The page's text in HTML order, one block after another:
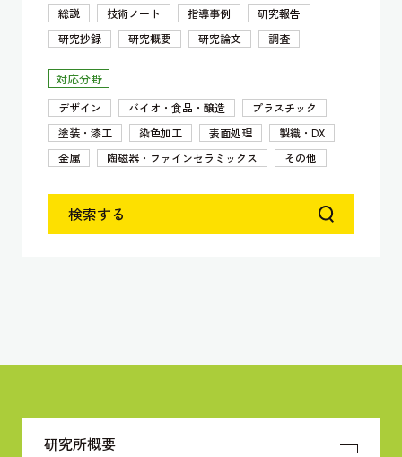
総説 技術ノート 指導事例
研究報告
研究抄録
研究概要 研究論文 調査
対応分野
デザイン バイオ・食品・醸造
プラスチック
塗装・漆工
染色加工 表面処理
製織・DX
金属
陶磁器・ファインセラミックス その他
検索する
研究所概要